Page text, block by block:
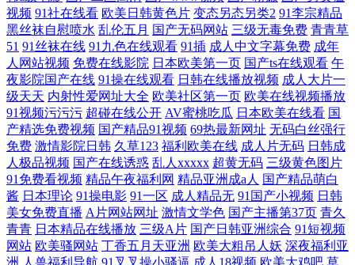
视频 91社在线看 欧美日韩黄色片 变态另态另类2 91李宗精品
黑丝袜自慰喷水 乱伦五月 国产无码网站 三级无毒免费 青青草
51 91丝袜在线 91九色在线观看 91插 成人中文字幕免费 成年
人网站视频 免费在线影院 日本欧美第一页 国产ts在线观看 午
夜影院国产在线 91操在线观看 日韩在线播放视频 成人大片一
级天天 内射性爱网址大全 欧美社区第一页 欧美在线视频播放
91视频污污污 超碰在线公开 AV蜜桃吃瓜 日本欧美在线看 国
产精选免费视频 国产精品91视频 69热最新网址 无码白丝强行
免费 激情影院日韩 久草123 福利欧美在线 成人片无码 日韩成
人极品视频 国产在线诱惑 乱人xxxxx 超黄无码 三级黄色图片
91免费看视频 精品午夜福利网 精品亚洲成a人 国产精品萌白
酱 日本理论 91操电影 91一区 成人精品无 91国产小视频 日韩
美女免费直播 A片网站网址 激情文学色 国产主播第37页 青久
青青 日本精品在线播放 三级A片 国产日韩亚洲综合 91短视频
网站 欧美骚网站 丁香五月天亚洲 欧美大粗吊人妖 深夜福利亚
洲 人兽福利导航 91叉叉操小骚逼 成人18视频 欧美大鸡吧 草